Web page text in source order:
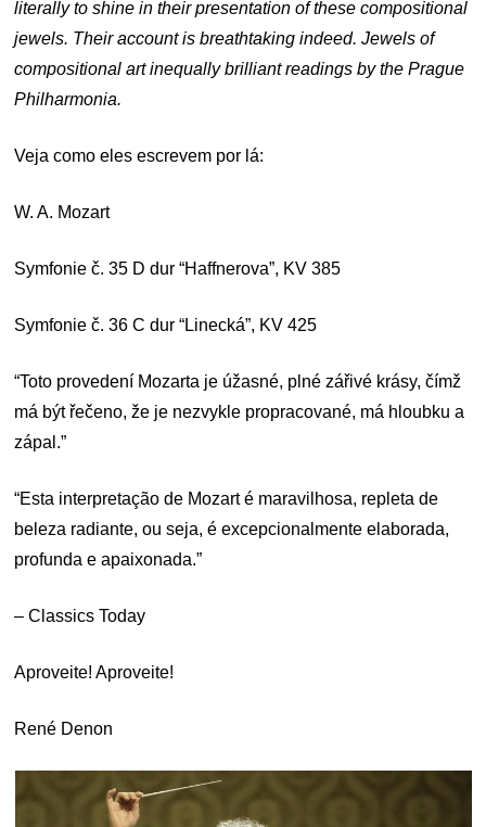
literally to shine in their presentation of these compositional
jewels. Their account is breathtaking indeed. Jewels of
compositional art inequally brilliant readings by the Prague
Philharmonia.
Veja como eles escrevem por lá:
W. A. Mozart
Symfonie č. 35 D dur “Haffnerova”, KV 385
Symfonie č. 36 C dur “Linecká”, KV 425
“Toto provedení Mozarta je úžasné, plné zářivé krásy, čímž
má být řečeno, že je nezvykle propracované, má hloubku a
zápal.”
“Esta interpretação de Mozart é maravilhosa, repleta de
beleza radiante, ou seja, é excepcionalmente elaborada,
profunda e apaixonada.”
– Classics Today
Aproveite! Aproveite!
René Denon